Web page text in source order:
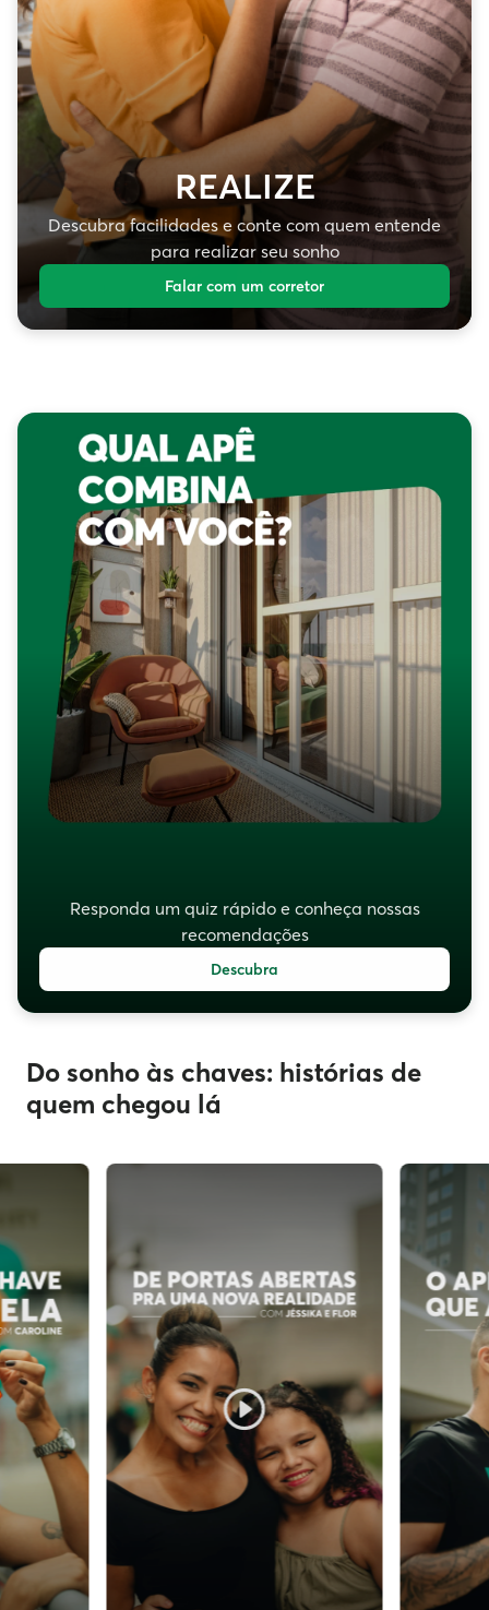
REALIZE
Descubra facilidades e conte com quem entende
para realizar seu sonho
Falar com um corretor
Responda um quiz rápido e conheça nossas
recomendações
Descubra
Do sonho às chaves: histórias de
quem chegou lá